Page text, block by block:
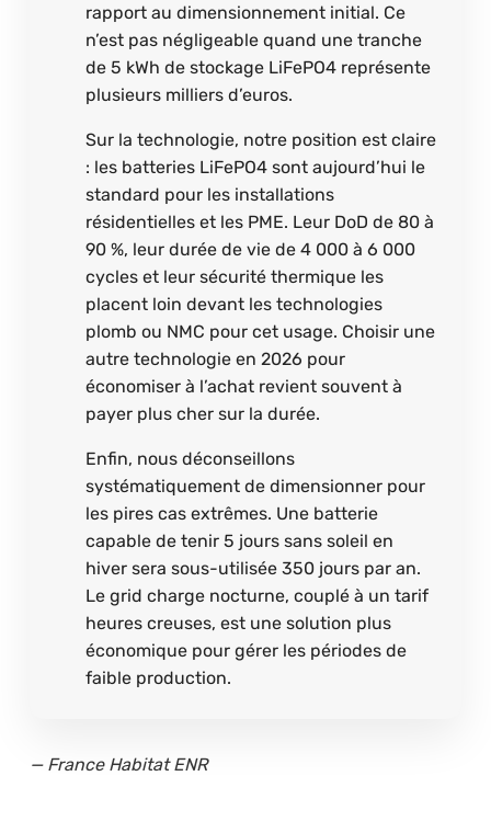
rapport au dimensionnement initial. Ce
n’est pas négligeable quand une tranche
de 5 kWh de stockage LiFePO4 représente
plusieurs milliers d’euros.
Sur la technologie, notre position est claire
: les batteries LiFePO4 sont aujourd’hui le
standard pour les installations
résidentielles et les PME. Leur DoD de 80 à
90 %, leur durée de vie de 4 000 à 6 000
cycles et leur sécurité thermique les
placent loin devant les technologies
plomb ou NMC pour cet usage. Choisir une
autre technologie en 2026 pour
économiser à l’achat revient souvent à
payer plus cher sur la durée.
Enfin, nous déconseillons
systématiquement de dimensionner pour
les pires cas extrêmes. Une batterie
capable de tenir 5 jours sans soleil en
hiver sera sous-utilisée 350 jours par an.
Le grid charge nocturne, couplé à un tarif
heures creuses, est une solution plus
économique pour gérer les périodes de
faible production.
— France Habitat ENR